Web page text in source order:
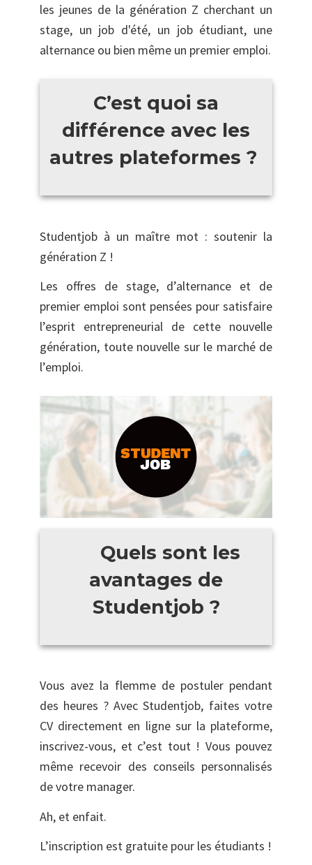
les jeunes de la génération Z cherchant un
stage, un job d'été, un job étudiant, une
alternance ou bien même un premier emploi.
C’est quoi sa
différence avec les
autres plateformes ?
Studentjob à un maître mot : soutenir la
génération Z !
Les offres de stage, d’alternance et de
premier emploi sont pensées pour satisfaire
l’esprit entrepreneurial de cette nouvelle
génération, toute nouvelle sur le marché de
l’emploi.
Quels sont les
avantages de
Studentjob ?
Vous avez la flemme de postuler pendant
des heures ? Avec Studentjob, faites votre
CV directement en ligne sur la plateforme,
inscrivez-vous, et c’est tout ! Vous pouvez
même recevoir des conseils personnalisés
de votre manager.
Ah, et enfait.
L’inscription est gratuite pour les étudiants !